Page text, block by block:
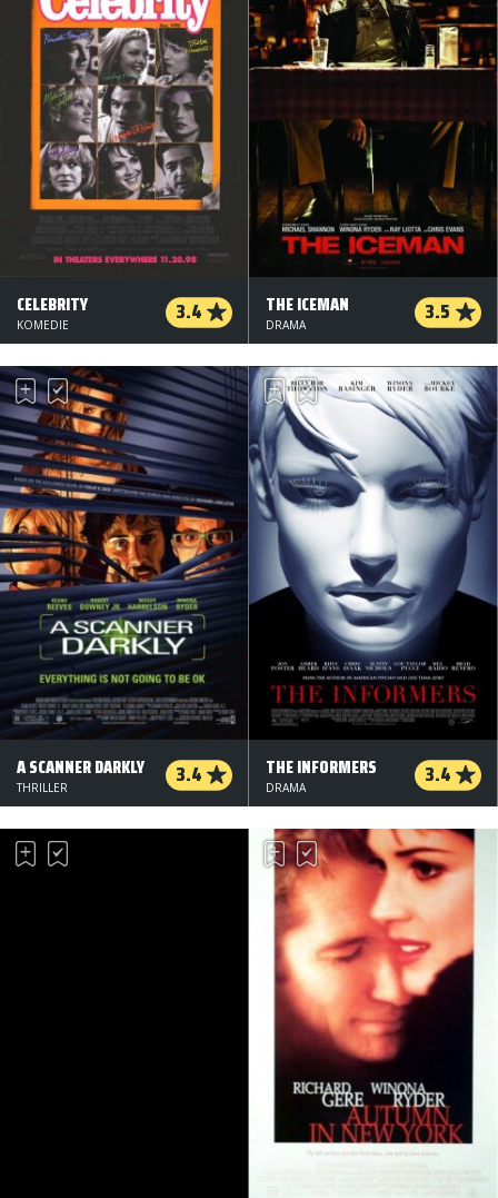
CELEBRITY 3.4
KOMEDIE
THE ICEMAN 3.5
DRAMA
A SCANNER DARKLY 3.4
THRILLER
THE INFORMERS 3.4
DRAMA